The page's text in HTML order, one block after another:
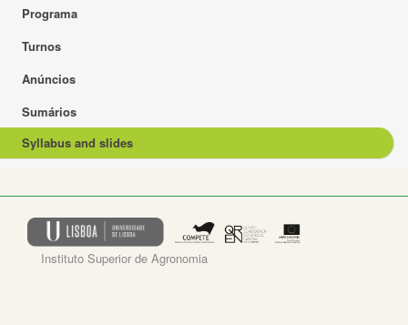
Programa
Turnos
Anúncios
Sumários
Syllabus and slides
Instituto Superior de Agronomia